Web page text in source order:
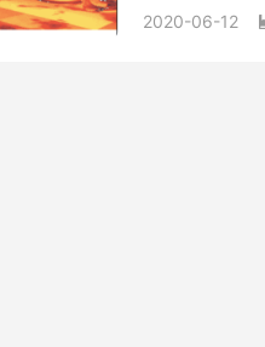
2020-06-12